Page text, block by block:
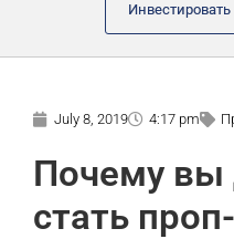
Инвестировать
July 8, 2019 4:17 pm
Почему
стать